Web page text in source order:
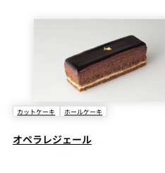
カットケーキ ホールケーキ
オペラレジェール